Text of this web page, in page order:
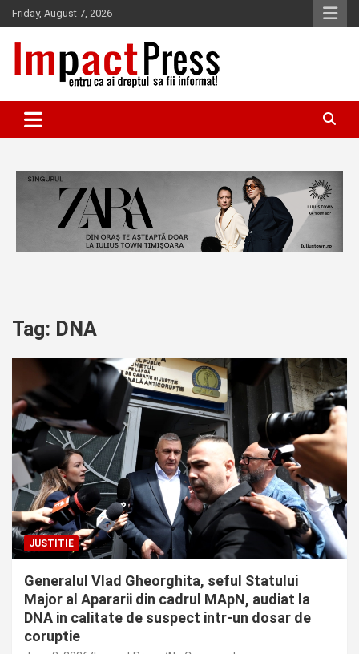
Skip
to
content
Friday, August 7, 2026
IMPACTPRESS
Tag: DNA
JUSTITIE
Generalul Vlad Gheorghita, seful Statului
Major al Apararii din cadrul MApN, audiat la
DNA in calitate de suspect intr-un dosar de
coruptie